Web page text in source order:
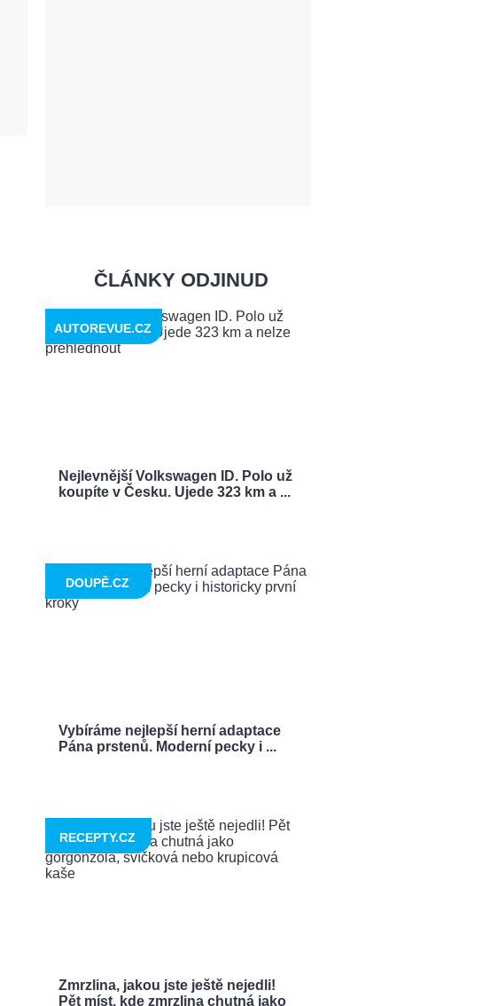
ČLÁNKY ODJINUD
Nejlevnější Volkswagen ID. Polo už
koupíte v Česku. Ujede 323 km a ...
AUTOREVUE.CZ
Vybíráme nejlepší herní adaptace
Pána prstenů. Moderní pecky i ...
DOUPĚ.CZ
Zmrzlina, jakou jste ještě nejedli!
Pět míst, kde zmrzlina chutná jako
RECEPTY.CZ